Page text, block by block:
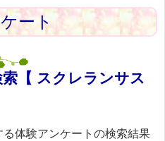
ート
【 スクレランサス
体験アンケートの検索結果